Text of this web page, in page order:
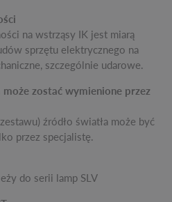
na wstrząsy IK jest miarą
sprzętu elektrycznego na
szczególnie udarowe.
może zostać wymienione przez
źródło światła może być
przez specjalistę.
do serii lamp SLV